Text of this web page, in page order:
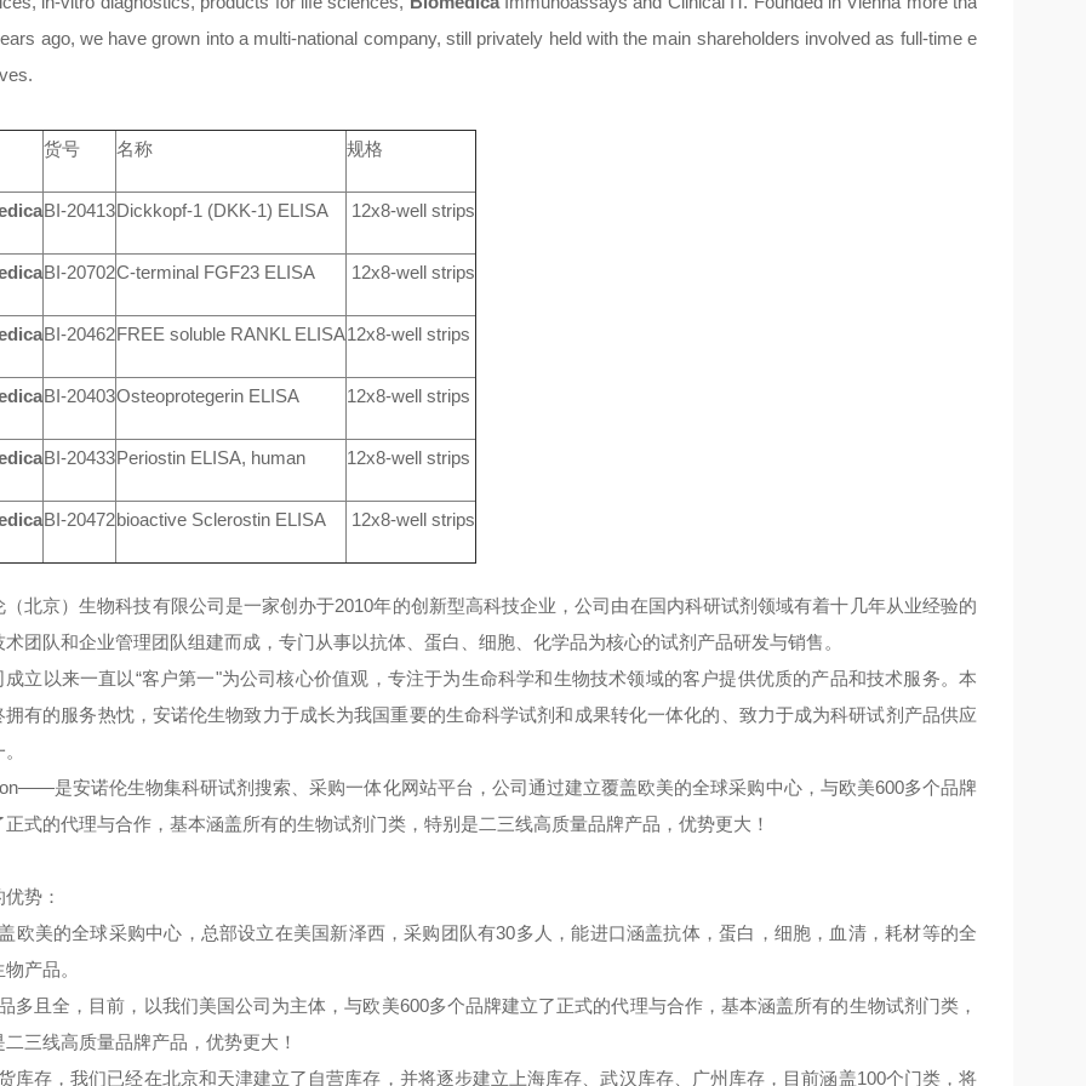
ago, we have grown into a multi-national company, still privately held with the main shareholders involved as full-time e
货号 名称 规格
BI-20413Dickkopf-1 (DKK-1) ELISA 12x8-well strips
BI-20702C-terminal FGF23 ELISA 12x8-well strips
BI-20462FREE soluble RANKL ELISA12x8-well strips
BI-20403Osteoprotegerin ELISA 12x8-well strips
BI-20433Periostin ELISA, human 12x8-well strips
BI-20472bioactive Sclerostin ELISA 12x8-well strips
（北京）生物科技有限公司是一家创办于2010年的创新型高科技企业，公司由在国内科研试剂领域有着十几年从业经验的
术团队和企业管理团队组建而成，专门从事以抗体、蛋白、细胞、化学品为核心的试剂产品研发与销售。
成立以来一直以“客户第一"为公司核心价值观，专注于为生命科学和生物技术领域的客户提供优质的产品和技术服务。本
拥有的服务热忱，安诺伦生物致力于成长为我国重要的生命科学试剂和成果转化一体化的 、致力于成为科研试剂产品供应
是安诺伦生物集科研试剂搜索、采购一体化网站平台，公司通过建立覆盖欧美的全球采购中心，与欧美600多个品牌
正式的代理与合作，基本涵盖所有的生物试剂门类，特别是二三线高质量品牌产品，优势更大！
势：
欧美的全球采购中心，总部设立在美国新泽西，采购团队有30多人，能进口涵盖抗体，蛋白，细胞，血清，耗材等的全
产品。
多且全，目前，以我们美国公司为主体，与欧美600多个品牌建立了正式的代理与合作，基本涵盖所有的生物试剂门类，
二三线高质量品牌产品，优势更大！
库存，我们已经在北京和天津建立了自营库存，并将逐步建立上海库存、武汉库存、广州库存，目前涵盖100个门类，将